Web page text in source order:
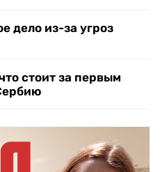
дело из-за угроз
стоит за первым